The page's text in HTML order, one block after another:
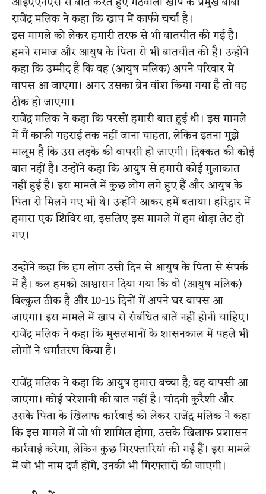
राजेंद्र मलिक ने कहा कि खाप में काफी चर्चा है।
इस मामले को लेकर हमारी तरफ से भी बातचीत की गई है।
हमने समाज और आयुष के पिता से भी बातचीत की है। उन्होंने
कहा कि उम्मीद है कि वह (आयुष मलिक) अपने परिवार में
वापस आ जाएगा। अगर उसका ब्रेन वॉश किया गया है तो वह
ठीक हो जाएगा।
राजेंद्र मलिक ने कहा कि परसों हमारी बात हुई थी। इस मामले
में मैं काफी गहराई तक नहीं जाना चाहता, लेकिन इतना मुझे
मालूम है कि उस लड़के की वापसी हो जाएगी। दिक्कत की कोई
बात नहीं है। उन्होंने कहा कि आयुष से हमारी कोई मुलाकात
नहीं हुई है। इस मामले में कुछ लोग लगे हुए हैं और आयुष के
पिता से मिलने गए भी थे। उन्होंने आकर हमें बताया। हरिद्वार में
हमारा एक शिविर था, इसलिए इस मामले में हम थोड़ा लेट हो
गए।
उन्होंने कहा कि हम लोग उसी दिन से आयुष के पिता से संपर्क
में हैं। कल हमको आश्वासन दिया गया कि वो (आयुष मलिक)
बिल्कुल ठीक है और 10-15 दिनों में अपने घर वापस आ
जाएगा। इस मामले में खाप से संबंधित बातें नहीं होनी चाहिए।
राजेंद्र मलिक ने कहा कि मुसलमानों के शासनकाल में पहले भी
लोगों ने धर्मांतरण किया है।
राजेंद्र मलिक ने कहा कि आयुष हमारा बच्चा है; वह वापसी आ
जाएगा। कोई परेशानी की बात नहीं है। चांदनी कुरैशी और
उसके पिता के खिलाफ कार्रवाई को लेकर राजेंद्र मलिक ने कहा
कि इस मामले में जो भी शामिल होगा, उसके खिलाफ प्रशासन
कार्रवाई करेगा, लेकिन कुछ गिरफ्तारियां की गई हैं। इस मामले
में जो भी नाम दर्ज होंगे, उनकी भी गिरफ्तारी की जाएगी।